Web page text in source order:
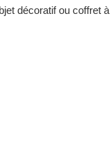
décoratif ou coffret à